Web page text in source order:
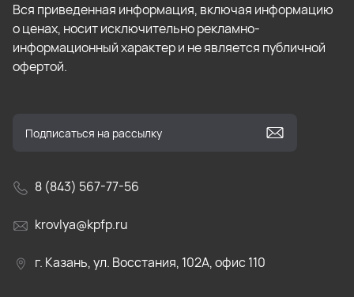
Вся приведенная информация, включая информацию
о ценах, носит исключительно рекламно-
информационный характер и не является публичной
офертой.
8 (843) 567-77-56
krovlya@kpfp.ru
г. Казань, ул. Восстания, 102А, офис 110